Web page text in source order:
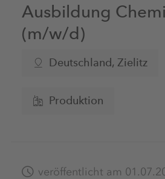
Ausbildung
(m/w/d)
Deutschland, Zielitz
Produktion
veröffentlicht am